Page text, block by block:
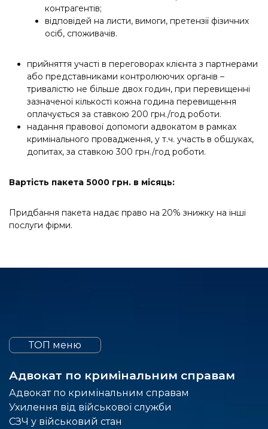
контрагентів;
відповідей на листи, вимоги, претензії фізичних
осіб, споживачів.
прийняття участі в переговорах клієнта з партнерами
або представниками контролюючих органів –
тривалістю не більше двох годин, при перевищенні
зазначеної кількості кожна година перевищення
оплачується за ставкою 200 грн./год роботи.
надання правової допомоги адвокатом в рамках
кримінального провадження, у т.ч. участь в обшуках,
допитах, за ставкою 300 грн./год роботи.
Вартість пакета 5000 грн. в місяць:
Придбання пакета надає право на 20% знижку на інші
послуги фірми.
ТОП меню
Адвокат по кримінальним справам
Адвокат по кримінальним справам
Ухилення від військової служби
СЗЧ у військовий стан